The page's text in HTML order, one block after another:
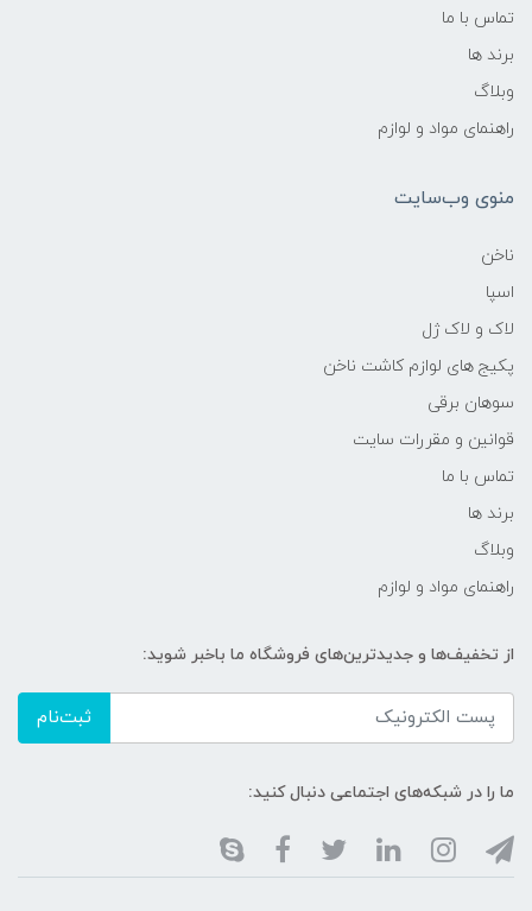
تماس با ما
برند ها
وبلاگ
راهنمای مواد و لوازم
منوی وب‌سایت
ناخن
اسپا
لاک و لاک ژل
پکیج های لوازم کاشت ناخن
سوهان برقی
قوانین و مقررات سایت
تماس با ما
برند ها
وبلاگ
راهنمای مواد و لوازم
از تخفیف‌ها و جدیدترین‌های فروشگاه ما باخبر شوید:
ثبت‌نام
ما را در شبکه‌های اجتماعی دنبال کنید: